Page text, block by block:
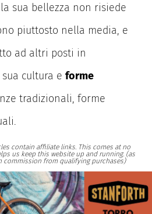
sua bellezza non risiede
piuttosto nella media, e
ad altri posti in
cultura e forme
tradizionali, forme
contain affiliate links. This comes at no
us keep this website up and running. (as
commission from qualifying purchases)